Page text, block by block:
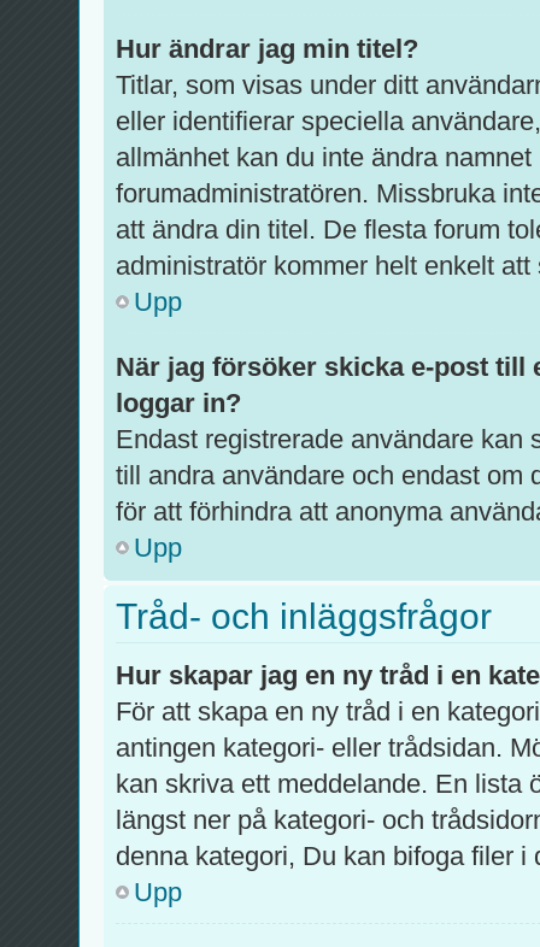
Hur ändrar jag min titel?
Titlar, som visas under ditt
eller identifierar speciella
allmänhet kan du inte ändra
forumadministratören. Missbruka
att ändra din titel. De flesta forum
administratör kommer helt enkelt
Upp
När jag försöker skicka e-post till
loggar in?
Endast registrerade användare kan
till andra användare och endast om
för att förhindra att anonyma
Upp
Tråd- och inläggsfrågor
Hur skapar jag en ny tråd i en
För att skapa en ny tråd i en
antingen kategori- eller trådsidan.
kan skriva ett meddelande. En lista
längst ner på kategori- och
denna kategori, Du kan bifoga filer i
Upp